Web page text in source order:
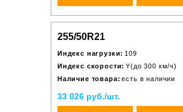
255/50R21
Индекс нагрузки: 109
Индекс скорости: Y(до 300 км/ч)
Наличие товара: есть в наличии
33 026 руб./шт.